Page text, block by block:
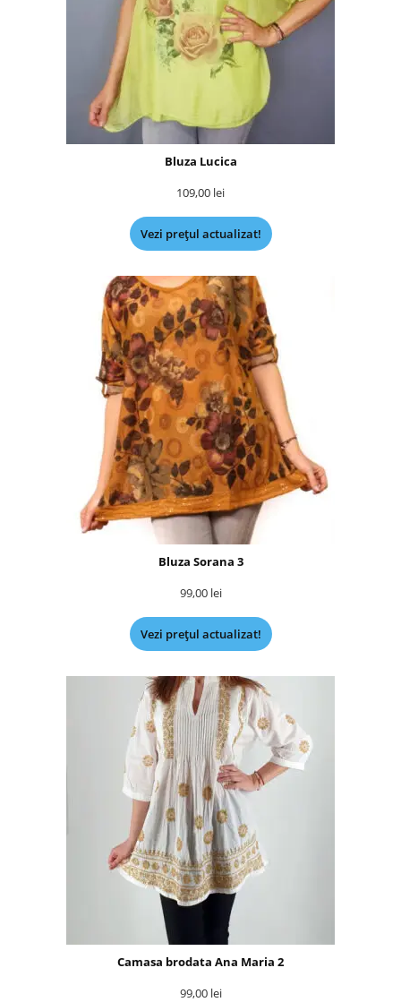
Bluza Lucica
109,00 lei
Vezi prețul actualizat!
Bluza Sorana 3
99,00 lei
Vezi prețul actualizat!
Camasa brodata Ana Maria 2
99,00 lei